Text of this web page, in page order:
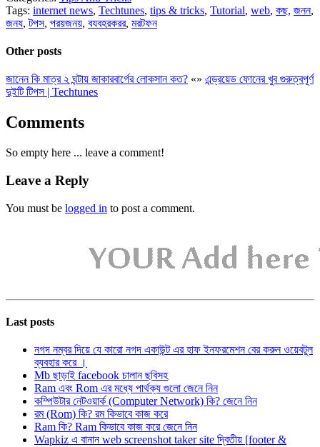
Tags: internet news, Techtunes, tips & tricks, Tutorial, web, কছ, জনন,
জনয,টপস, পরয়জনয়, বযবহরকরর, মরটফন
Other posts
জানেন কি মাত্র ২ ঘন্টায় জাকারবার্গের লোকসান কত? «» এন্ড্রয়েড ফোনের খুব গুরুত্বপূর্ণ
দুইটি টিপস | Techtunes
Comments
So empty here ... leave a comment!
Leave a Reply
You must be logged in to post a comment.
Last posts
নগদ নম্বর দিয়ে যে কারো নগদ একাউন্ট এর হাফ ইনফরমেশন বের করুন ওয়েবটুল
ব্যবহার করে ।
Mb ছাড়াই facebook চালান ছবিসহ
Ram এবং Rom এর মধ্যে পার্থক্য গুলো জেনে নিন
কম্পিউটার নেটওয়ার্ক (Computer Network) কি? জেনে নিন
রম (Rom) কি? রম কিভাবে কাজ করে
Ram কি? Ram কিভাবে কাজ করে জেনে নিন
Wapkiz এ বানান web screenshot taker site দ্বিতীয় [footer &